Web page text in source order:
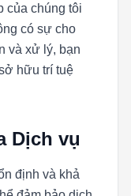
của chúng tôi
có sự cho
và xử lý, bạn
hữu trí tuệ
Dịch vụ
định và khả